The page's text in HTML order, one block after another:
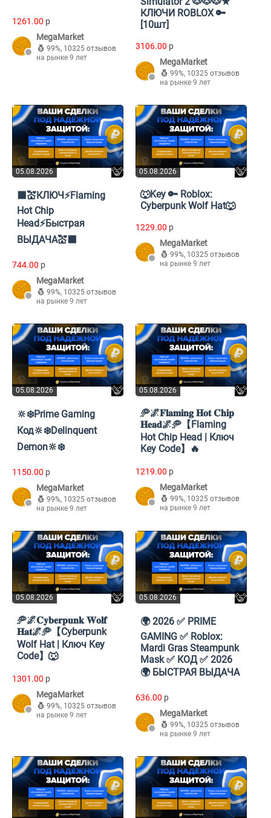
1261.00 p
MegaMarket
99%, 10325 отзывов
на рынке 9 лет
КЛЮЧИ ROBLOX 🔑
[10шт]
3106.00 p
MegaMarket
99%, 10325 отзывов
на рынке 9 лет
05.08.2026
⬛️💒КЛЮЧ⚡️Flaming
Hot Chip
Head⚡️Быстрая
ВЫДАЧА💒⬛️
744.00 p
MegaMarket
99%, 10325 отзывов
на рынке 9 лет
05.08.2026
🐺Key 🔑 Roblox:
Cyberpunk Wolf Hat🐺
1229.00 p
MegaMarket
99%, 10325 отзывов
на рынке 9 лет
05.08.2026
🔆❄️Prime Gaming
Код🔆❄️Delinquent
Demon🔆❄️
1150.00 p
MegaMarket
99%, 10325 отзывов
на рынке 9 лет
05.08.2026
🥏🌌𝐅𝐥𝐚𝐦𝐢𝐧𝐠 𝐇𝐨𝐭 𝐂𝐡𝐢𝐩
𝐇𝐞𝐚𝐝🌌🥏【Flaming
Hot Chip Head | Ключ
Key Code】🔥
1219.00 p
MegaMarket
99%, 10325 отзывов
на рынке 9 лет
05.08.2026
🥏🌌𝐂𝐲𝐛𝐞𝐫𝐩𝐮𝐧𝐤 𝐖𝐨𝐥𝐟
𝐇𝐚𝐭🌌🥏【Cyberpunk
Wolf Hat | Ключ Key
Code】🐺
1301.00 p
MegaMarket
99%, 10325 отзывов
на рынке 9 лет
05.08.2026
🌍 2026 ✅ PRIME
GAMING ✅ Roblox:
Mardi Gras Steampunk
Mask ✅ КОД ✅ 2026
🌍 БЫСТРАЯ ВЫДАЧА
636.00 p
MegaMarket
99%, 10325 отзывов
на рынке 9 лет